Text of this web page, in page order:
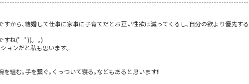
から､結婚して仕事に家事に子育てだとお互い性欲は減ってくるし､自分の欲より優先す
すね(ﾟ_ﾟ)(｡_｡)
ョンだと私も思います｡
組む｡手を繋ぐ｡くっついて寝る｡などもあると思います!!